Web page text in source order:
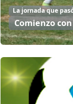
La jornada que
Comienzo